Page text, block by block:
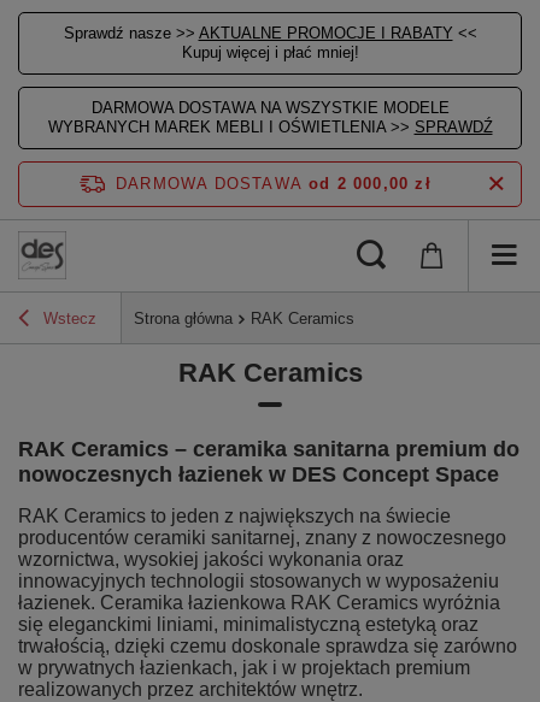
Sprawdź nasze >> AKTUALNE PROMOCJE I RABATY <<
Kupuj więcej i płać mniej!
DARMOWA DOSTAWA NA WSZYSTKIE MODELE
WYBRANYCH MAREK MEBLI I OŚWIETLENIA >> SPRAWDŹ
DARMOWA DOSTAWA od 2 000,00 zł
Wstecz Strona główna RAK Ceramics
RAK Ceramics
RAK Ceramics – ceramika sanitarna premium do
nowoczesnych łazienek w DES Concept Space
RAK Ceramics to jeden z największych na świecie
producentów ceramiki sanitarnej, znany z nowoczesnego
wzornictwa, wysokiej jakości wykonania oraz
innowacyjnych technologii stosowanych w wyposażeniu
łazienek. Ceramika łazienkowa RAK Ceramics wyróżnia
się eleganckimi liniami, minimalistyczną estetyką oraz
trwałością, dzięki czemu doskonale sprawdza się zarówno
w prywatnych łazienkach, jak i w projektach premium
realizowanych przez architektów wnętrz.